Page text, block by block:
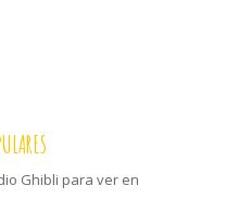
Ghibli para ver en